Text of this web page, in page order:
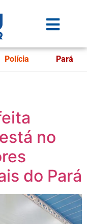
Polícia Pará
no
do Pará